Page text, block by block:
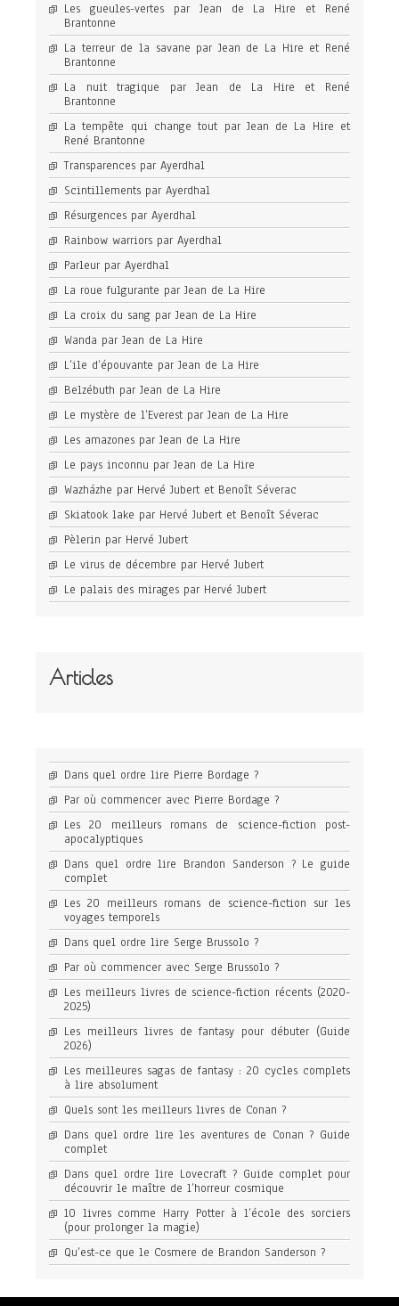
Les gueules-vertes par Jean de La Hire et René
Brantonne
La terreur de la savane par Jean de La Hire et René
Brantonne
La nuit tragique par Jean de La Hire et René
Brantonne
La tempête qui change tout par Jean de La Hire et
René Brantonne
Transparences par Ayerdhal
Scintillements par Ayerdhal
Résurgences par Ayerdhal
Rainbow warriors par Ayerdhal
Parleur par Ayerdhal
La roue fulgurante par Jean de La Hire
La croix du sang par Jean de La Hire
Wanda par Jean de La Hire
L’ile d’épouvante par Jean de La Hire
Belzébuth par Jean de La Hire
Le mystère de l’Everest par Jean de La Hire
Les amazones par Jean de La Hire
Le pays inconnu par Jean de La Hire
Wazházhe par Hervé Jubert et Benoît Séverac
Skiatook lake par Hervé Jubert et Benoît Séverac
Pèlerin par Hervé Jubert
Le virus de décembre par Hervé Jubert
Le palais des mirages par Hervé Jubert
Articles
Dans quel ordre lire Pierre Bordage ?
Par où commencer avec Pierre Bordage ?
Les 20 meilleurs romans de science-fiction post-
apocalyptiques
Dans quel ordre lire Brandon Sanderson ? Le guide
complet
Les 20 meilleurs romans de science-fiction sur les
voyages temporels
Dans quel ordre lire Serge Brussolo ?
Par où commencer avec Serge Brussolo ?
Les meilleurs livres de science-fiction récents (2020-
2025)
Les meilleurs livres de fantasy pour débuter (Guide
2026)
Les meilleures sagas de fantasy : 20 cycles complets
à lire absolument
Quels sont les meilleurs livres de Conan ?
Dans quel ordre lire les aventures de Conan ? Guide
complet
Dans quel ordre lire Lovecraft ? Guide complet pour
découvrir le maître de l’horreur cosmique
10 livres comme Harry Potter à l’école des sorciers
(pour prolonger la magie)
Qu’est-ce que le Cosmere de Brandon Sanderson ?